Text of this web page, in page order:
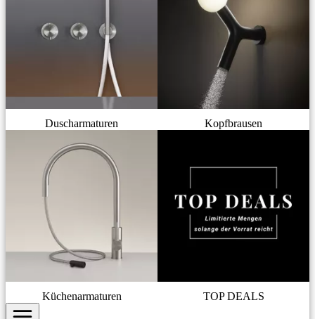
Duscharmaturen Kopfbrausen
Küchenarmaturen TOP DEALS